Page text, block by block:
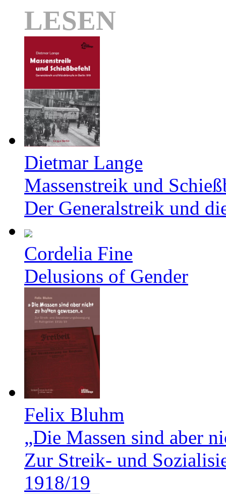
LESEN
Dietmar Lange
Massenstreik und
Der Generalstreik und
Cordelia Fine
Delusions of Gender
Felix Bluhm
„Die Massen sind aber
Zur Streik- und
1918/19